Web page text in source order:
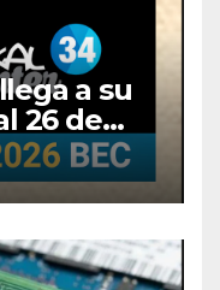
a su
26 de